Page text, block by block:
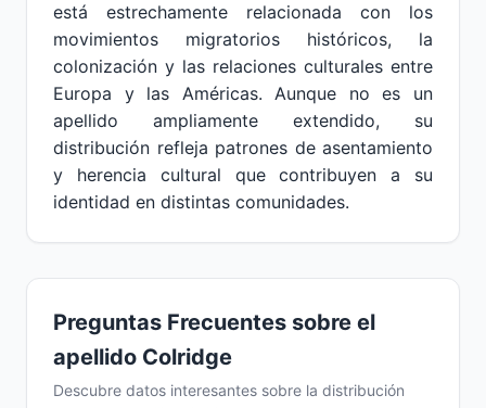
está estrechamente relacionada con los
movimientos migratorios históricos, la
colonización y las relaciones culturales entre
Europa y las Américas. Aunque no es un
apellido ampliamente extendido, su
distribución refleja patrones de asentamiento
y herencia cultural que contribuyen a su
identidad en distintas comunidades.
Preguntas Frecuentes sobre el
apellido Colridge
Descubre datos interesantes sobre la distribución